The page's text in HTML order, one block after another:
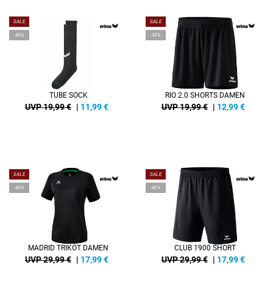
SALE
-40%
TUBE SOCK
UVP 19,99 € | 11,99€
SALE
-35%
RIO 2.0 SHORTS DAMEN
UVP 19,99 € | 12,99€
SALE
-40%
MADRID TRIKOT DAMEN
UVP 29,99 € | 17,99€
SALE
-40%
CLUB 1900 SHORT
UVP 29,99 € | 17,99€